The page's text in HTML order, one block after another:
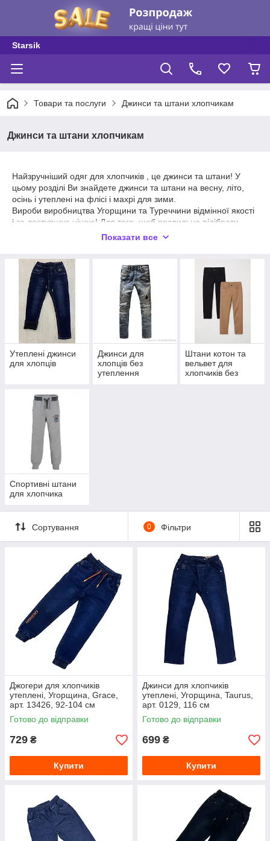
Starsik
Товари та послуги Джинси та штани хлопчикам
Джинси та штани хлопчикам
Найзручніший одяг для хлопчиків , це джинси та штани! У
цьому розділі Ви знайдете джинси та штани на весну, літо,
осінь і утеплені на флісі і махрі для зими.
Вироби виробництва Угорщини та Туреччини відмінної якості
і за доступною ціною! Для того, щоб правильно підібрати
розмір, вказуйте в коментарі на замовлення зрост дитини
Показати все
Утеплені джинси
для хлопців
Джинси для
хлопців без
утеплення
Штани котон та
вельвет для
хлопчиків без
Спортивні штани
для хлопчика
Сортування 0 Фільтри
Джогери для хлопчиків
утеплені, Угорщина, Grace,
арт. 13426, 92-104 см
Готово до відправки
729 ₴
Купити
Джинси для хлопчиків
утеплені, Угорщина, Taurus,
арт. 0129, 116 см
Готово до відправки
699 ₴
Купити